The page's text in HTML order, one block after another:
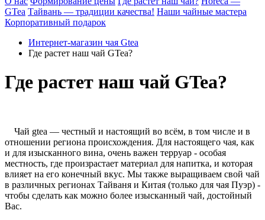
GTea Тайвань — традиции качества! Наши чайные мастера
Корпоративный подарок
Интернет-магазин чая Gtea
Где растет наш чай GTea?
Где растет наш чай GTea?
Чай gtea — честный и настоящий во всём, в том числе и в
отношении региона происхождения. Для настоящего чая, как
и для изысканного вина, очень важен терруар - особая
местность, где произрастает материал для напитка, и которая
влияет на его конечный вкус. Мы также выращиваем свой чай
в различных регионах Тайваня и Китая (только для чая Пуэр) -
чтобы сделать как можно более изысканный чай, достойный
Вас.